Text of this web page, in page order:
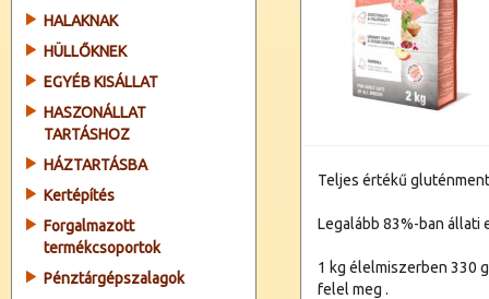
HALAKNAK
HÜLLŐKNEK
EGYÉB KISÁLLAT
HASZONÁLLAT
TARTÁSHOZ
HÁZTARTÁSBA
Kertépítés
Forgalmazott
termékcsoportok
Pénztárgépszalagok
Teljes értékű
Legalább 83%-ban
1 kg élelmiszerben 330
felel meg .